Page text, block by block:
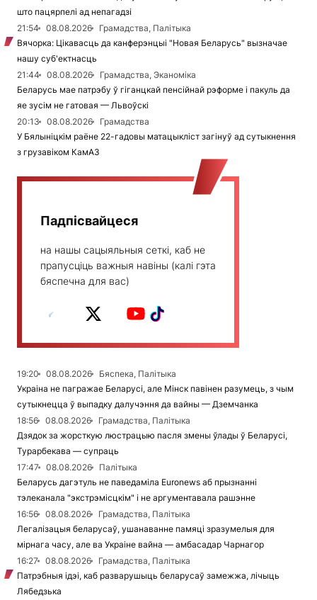
што пацярпелі ад непагадзі
21:54
08.08.2026
Грамадства, Палітыка
Вячорка: Цікавасць да канферэнцыі "Новая Беларусь" вызначае
нашу суб'ектнасць
21:44
08.08.2026
Грамадства, Эканоміка
Беларусь мае патрэбу ў гіганцкай пенсійнай рэформе і пакуль да
яе зусім не гатовая — Львоўскі
20:13
08.08.2026
Грамадства
У Бялыніцкім раёне 22-гадовы матацыкліст загінуў ад сутыкнення
з грузавіком КамАЗ
Падпісвайцеся
на нашы сацыяльныя сеткі, каб не
прапусціць важныя навіны (калі гэта
бяспечна для вас)
19:20 08.08.2026
Бяспека, Палітыка
Украіна не пагражае Беларусі, але Мінск павінен разумець, з чым
сутыкнецца ў выпадку далучэння да вайны — Дземчанка
18:56
08.08.2026
Грамадства, Палітыка
Дзядок за жорсткую люстрацыю пасля змены ўлады ў Беларусі,
Турарбекава — супраць
17:47
08.08.2026
Палітыка
Беларусь дагэтуль не паведаміла Euronews аб прызнанні
тэлеканала "экстрэмісцкім" і не аргументавала рашэнне
16:56
08.08.2026
Грамадства, Палітыка
Легалізацыя беларусаў, ушанаванне памяці зразумелыя для
мірнага часу, але ва Украіне вайна — амбасадар Чарнагор
16:27
08.08.2026
Грамадства, Палітыка
Патрэбныя ідэі, каб разварушыць беларусаў замежжа, лічыць
Лябедзька